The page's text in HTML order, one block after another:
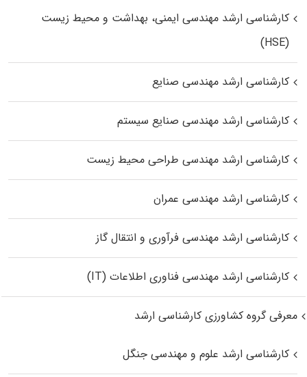
کارشناسی ارشد مهندسی ایمنی، بهداشت و محیط زیست
(HSE)
کارشناسی ارشد مهندسی صنایع
کارشناسی ارشد مهندسی صنایع سیستم
کارشناسی ارشد مهندسی طراحی محیط زیست
کارشناسی ارشد مهندسی عمران
کارشناسی ارشد مهندسی فرآوری و انتقال گاز
کارشناسی ارشد مهندسی فناوری اطلاعات (IT)
معرفی گروه کشاورزی کارشناسی ارشد
کارشناسی ارشد علوم و مهندسی جنگل